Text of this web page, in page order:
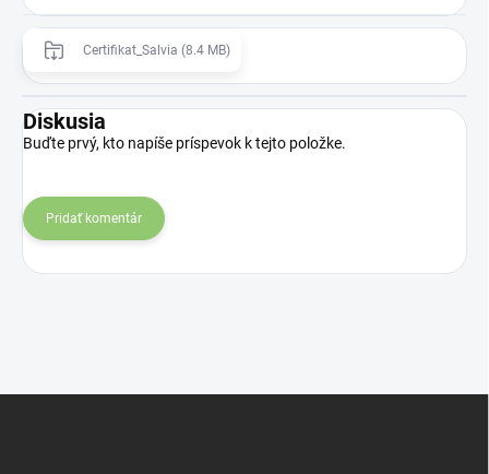
Certifikat_Salvia (8.4 MB)
Diskusia
Buďte prvý, kto napíše príspevok k tejto položke.
Pridať komentár